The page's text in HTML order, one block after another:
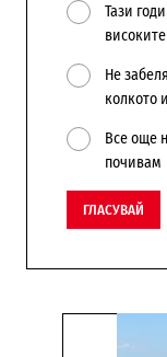
Тази
Не
колкото
Все още
почивам
ГЛАСУВАЙ